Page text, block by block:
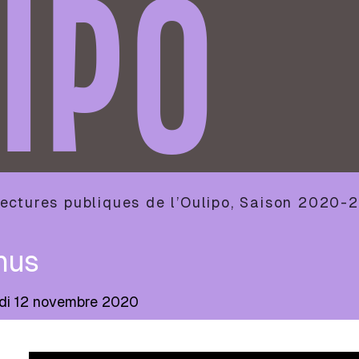
publiques de l’Oulipo, Saison 2020-
12 novembre 2020